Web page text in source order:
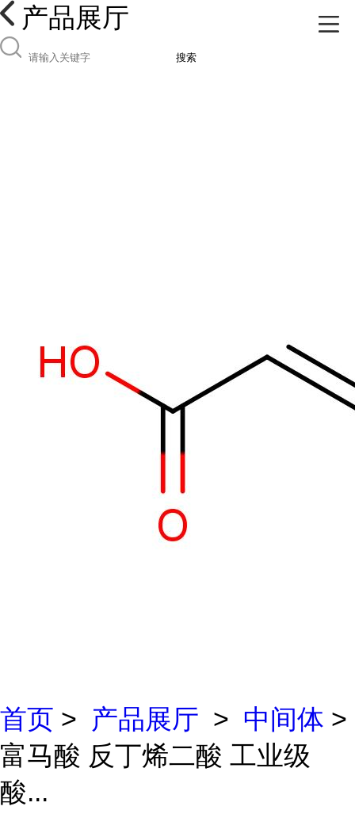
产品展厅
搜索
首页 > 产品展厅 > 中间体 >
富马酸 反丁烯二酸 工业级
酸...